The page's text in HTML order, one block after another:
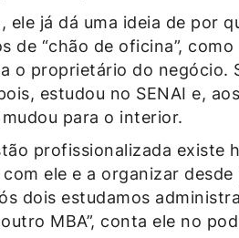
ele já dá uma ideia de por
de “chão de oficina”,
o proprietário do negócio.
estudou no SENAI e,
para o interior.
profissionalizada existe
ele e a organizar
dois estudamos
MBA”, conta ele no